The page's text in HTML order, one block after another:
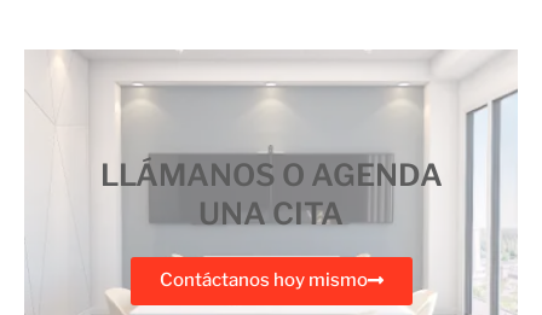
LLÁMANOS O AGENDA
UNA CITA
Contáctanos hoy mismo